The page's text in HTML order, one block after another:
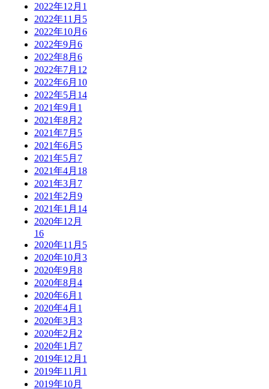
2022年12月 1
2022年11月 5
2022年10月 6
2022年9月 6
2022年8月 6
2022年7月 12
2022年6月 10
2022年5月 14
2021年9月 1
2021年8月 2
2021年7月 5
2021年6月 5
2021年5月 7
2021年4月 18
2021年3月 7
2021年2月 9
2021年1月 14
2020年12月
16
2020年11月 5
2020年10月 3
2020年9月 8
2020年8月 4
2020年6月 1
2020年4月 1
2020年3月 3
2020年2月 2
2020年1月 7
2019年12月 1
2019年11月 1
2019年10月